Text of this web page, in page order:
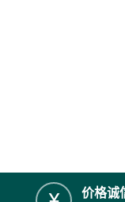
价格诚